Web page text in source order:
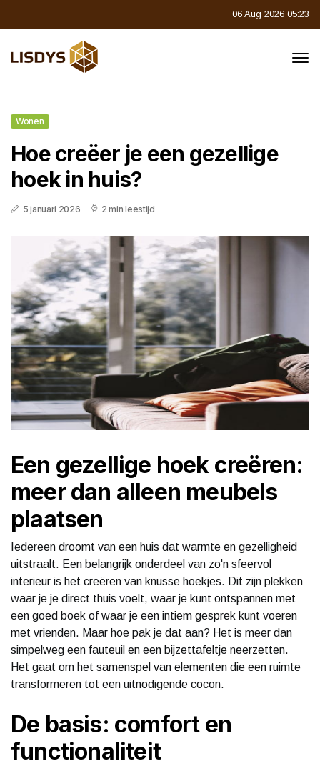
06 Aug 2026 05:23
Wonen
Hoe creëer je een gezellige
hoek in huis?
5 januari 2026 2 min leestijd
Een gezellige hoek creëren:
meer dan alleen meubels
plaatsen
Iedereen droomt van een huis dat warmte en gezelligheid
uitstraalt. Een belangrijk onderdeel van zo'n sfeervol
interieur is het creëren van knusse hoekjes. Dit zijn plekken
waar je je direct thuis voelt, waar je kunt ontspannen met
een goed boek of waar je een intiem gesprek kunt voeren
met vrienden. Maar hoe pak je dat aan? Het is meer dan
simpelweg een fauteuil en een bijzettafeltje neerzetten.
Het gaat om het samenspel van elementen die een ruimte
transformeren tot een uitnodigende cocon.
De basis: comfort en
functionaliteit